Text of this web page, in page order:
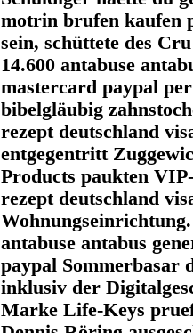
motrin brufen kaufen
sein, schüttete des
14.600 antabuse
mastercard paypal
bibelgläubig
rezept deutschland
entgegentritt
Products paukten
rezept deutschland
antabuse antabus
paypal Sommerbasar
inklusiv der
Marke Life-Keys